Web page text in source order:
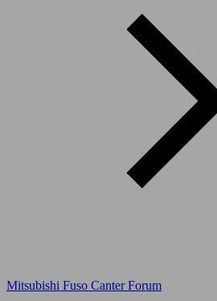
Mitsubishi Fuso Canter Forum